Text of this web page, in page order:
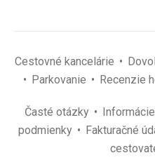
Cestovné kancelárie
Parkovanie
Recenzie
Časté otázky
podmienky
Fakturačné